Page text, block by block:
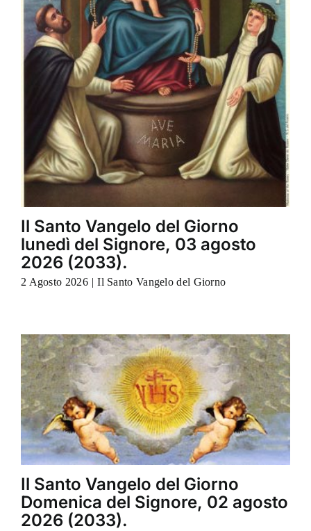
Il Santo Vangelo del Giorno
lunedì del Signore, 03 agosto
2026 (2033).
2 Agosto 2026 | Il Santo Vangelo del Giorno
Il Santo Vangelo del Giorno
Domenica del Signore, 02 agosto
2026 (2033).